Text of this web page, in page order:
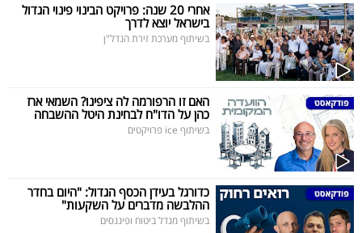
אחרי 20 שנה: פרויקט הבינוי פינוי הגדול
בישראל יוצא לדרך
בשיתוף מערכת זירת הנדל"ן
האם זו הרפורמה לה ציפינו? השמאי ארז
כהן על הדו"ח לבחינת היטל ההשבחה
בשיתוף ice פרויקטים
כדורגל בעידן הכסף הגדול: "היום בחדר
ההלבשה מדברים על השקעות"
בשיתוף מגדל ביטוח ופיננסים